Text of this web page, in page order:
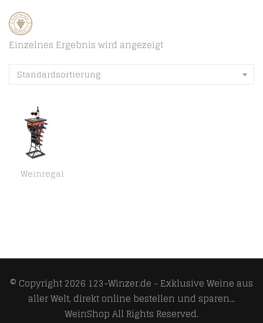
Einzelnes Ergebnis wird angezeigt
Standardsortierung
Weinregal
© Copyright 2026 123-Winzer.de - Exklusive Weine aus
aller Welt, direkt online bestellen und sparen...
WeinShopAll Rights Reserved.